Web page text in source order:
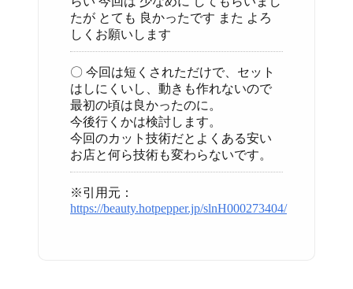
たが とても 良かったです また よろ
しくお願いします
〇 今回は短くされただけで、セット
はしにくいし、動きも作れないので
最初の頃は良かったのに。
今後行くかは検討します。
今回のカット技術だとよくある安い
お店と何ら技術も変わらないです。
※引用元：
https://beauty.hotpepper.jp/slnH000273404/